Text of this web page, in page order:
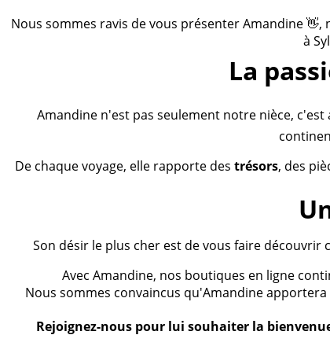
Nous sommes ravis de vous présenter Amandine
à
La
Amandine n'est pas seulement notre nièce,
De chaque voyage, elle rapporte des trésors, des
Son désir le plus cher est de vous faire
Avec Amandine, nos boutiques en ligne
Nous sommes convaincus qu'Amandine apportera
Rejoignez-nous pour lui souhaiter la